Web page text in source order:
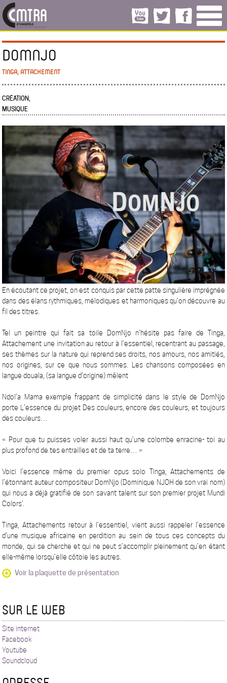
DOMNJO
TINGA, ATTACHEMENT
CRÉATION,
MUSIQUE
En écoutant ce projet, on est conquis par cette patte singulière imprégnée
dans des élans rythmiques, mélodiques et harmoniques qu’on découvre au
fil des titres.
Tel un peintre qui fait sa toile DomNjo n’hésite pas faire de Tinga,
Attachement une invitation au retour à l’essentiel, recentrant au passage,
ses thèmes sur la nature qui reprend ses droits, nos amours, nos amitiés,
nos origines, sur ce que nous sommes. Les chansons composées en
langue douala, (sa langue d’origine) mêlent
Ndol’a Mama exemple frappant de simplicité dans le style de DomNjo
porte L’essence du projet Des couleurs, encore des couleurs, et toujours
des couleurs…
« Pour que tu puisses voler aussi haut qu’une colombe enracine- toi au
plus profond de tes entrailles et de ta terre… »
Voici l’essence même du premier opus solo Tinga, Attachements de
l’étonnant auteur compositeur DomNjo (Dominique NJOH de son vrai nom)
qui nous a déjà gratifié de son savant talent sur son premier projet Mundi
Colors’.
Tinga, Attachements retour à l’essentiel, vient aussi rappeler l’essence
d’une musique africaine en perdition au sein de tous ces concepts du
monde, qui se cherche et qui ne peut s’accomplir pleinement qu’en étant
elle-même lorsqu’elle côtoie les autres.
Voir la plaquette de présentation
SUR LE WEB
Site internet
Facebook
Youtube
Soundcloud